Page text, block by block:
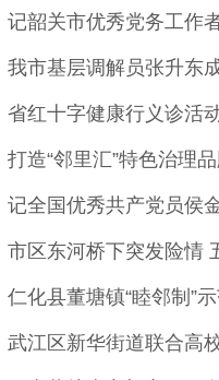
记韶关市优秀党务工作
我市基层调解员张升东
省红十字健康行义诊活
打造“邻里汇”特色治理
记全国优秀共产党员侯
市区东河桥下突发险情
仁化县董塘镇“睦邻制”
武江区新华街道联合高